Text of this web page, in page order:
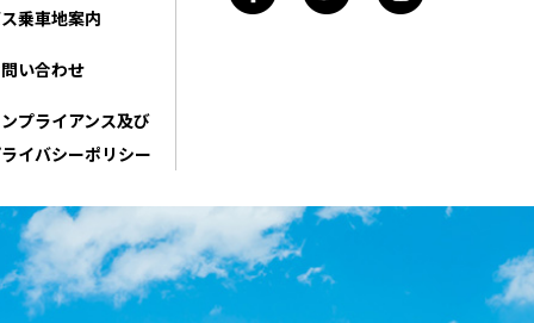
乗車地案内
い合わせ
プライアンス及び
イバシーポリシー